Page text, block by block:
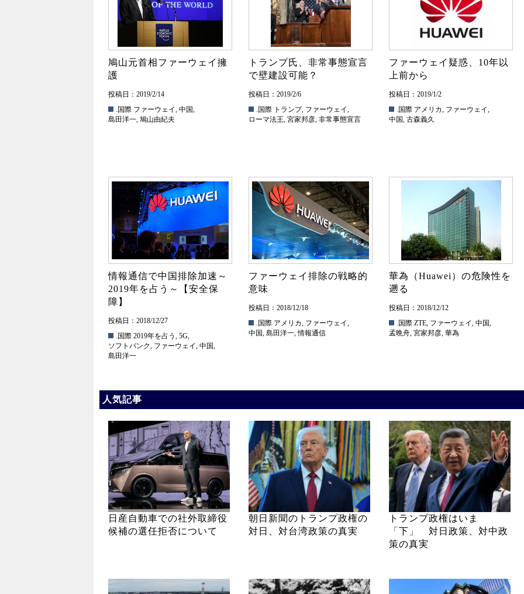
鳩山元首相ファーウェイ擁
護
投稿日：2019/2/14
.国際 ファーウェイ, 中国,
島田洋一, 鳩山由紀夫
トランプ氏、非常事態宣言
で壁建設可能？
投稿日：2019/2/6
.国際 トランプ, ファーウェイ,
ローマ法王, 宮家邦彦, 非常事態宣言
ファーウェイ疑惑、10年以
上前から
投稿日：2019/1/2
.国際 アメリカ, ファーウェイ,
中国, 古森義久
情報通信で中国排除加速～
2019年を占う～【安全保
障】
投稿日：2018/12/27
.国際 2019年を占う , 5G,
ソフトバンク, ファーウェイ, 中国,
島田洋一
ファーウェイ排除の戦略的
意味
投稿日：2018/12/18
.国際 アメリカ, ファーウェイ,
中国, 島田洋一,情報通信
華為（Huawei）の危険性を
遡る
投稿日：2018/12/12
.国際 ZTE, ファーウェイ, 中国,
孟晩舟, 宮家邦彦, 華為
人気記事
日産自動車での社外取締役
候補の選任拒否について
朝日新聞のトランプ政権の
対日、対台湾政策の真実
トランプ政権はいま
「下」 対日政策、対中政
策の真実